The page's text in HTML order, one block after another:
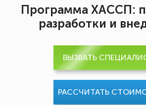
Программа ХАССП:
разработки и
ВЫЗВАТЬ
РАССЧИТАТЬ